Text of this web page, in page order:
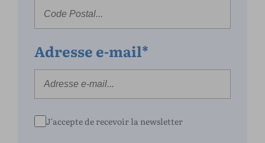
Adresse e-mail*
J'accepte de recevoir la newsletter